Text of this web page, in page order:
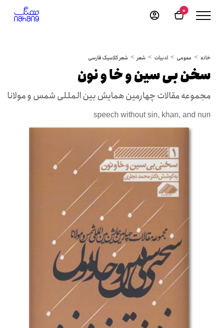
0
خانه عمومی ادبیات شعر شعر کلاسیک فارسی
سخن بی سین و خا و نون
مجموعه مقالات چهارمین همایش بین المللی شمس و مولانا
speech without sin, khan, and nun